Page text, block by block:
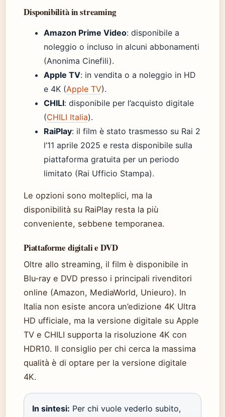
Disponibilità in streaming
Amazon Prime Video: disponibile a
noleggio o incluso in alcuni abbonamenti
(Anonima Cinefili).
Apple TV: in vendita o a noleggio in HD
e 4K (Apple TV).
CHILI: disponibile per l’acquisto digitale
(CHILI Italia).
RaiPlay: il film è stato trasmesso su Rai 2
l’11 aprile 2025 e resta disponibile sulla
piattaforma gratuita per un periodo
limitato (Rai Ufficio Stampa).
Le opzioni sono molteplici, ma la
disponibilità su RaiPlay resta la più
conveniente, sebbene temporanea.
Piattaforme digitali e DVD
Oltre allo streaming, il film è disponibile in
Blu‑ray e DVD presso i principali rivenditori
online (Amazon, MediaWorld, Unieuro). In
Italia non esiste ancora un’edizione 4K Ultra
HD ufficiale, ma la versione digitale su Apple
TV e CHILI supporta la risoluzione 4K con
HDR10. Il consiglio per chi cerca la massima
qualità è di optare per la versione digitale
4K.
In sintesi: Per chi vuole vederlo subito,